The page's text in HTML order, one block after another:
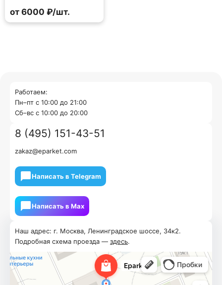
от 6000 ₽/шт.
Наш адрес: г. Москва, Ленинградское шоссе, 34к2.
Подробная схема проезда — здесь.
Работаем:
Пн–пт с 10:00 до 21:00
Cб–вс с 10:00 до 20:00
8 (495) 151-43-51
zakaz@eparket.com
Написать в Telegram
Написать в Мах